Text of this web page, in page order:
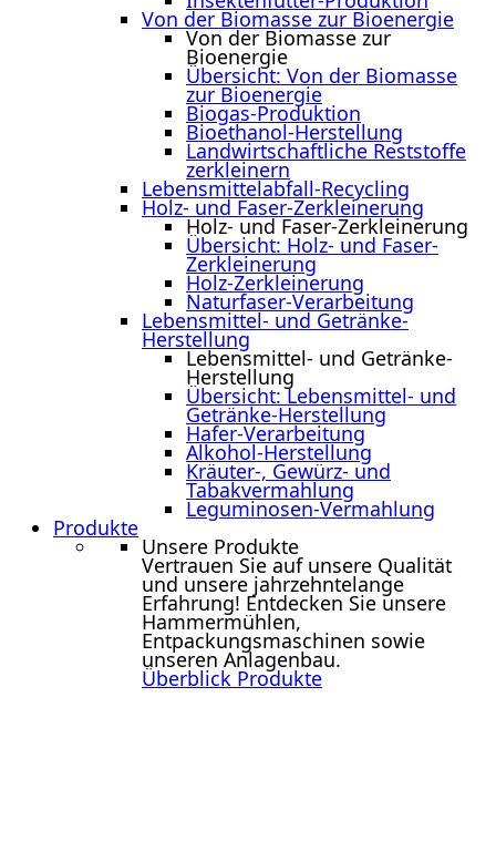
Von der Biomasse zur Bioenergie
Von der Biomasse zur
Bioenergie
Übersicht: Von der Biomasse
zur Bioenergie
Biogas-Produktion
Bioethanol-Herstellung
Landwirtschaftliche Reststoffe
zerkleinern
Lebensmittelabfall-Recycling
Holz- und Faser-Zerkleinerung
Holz- und Faser-Zerkleinerung
Übersicht: Holz- und Faser-
Zerkleinerung
Holz-Zerkleinerung
Naturfaser-Verarbeitung
Lebensmittel- und Getränke-
Herstellung
Lebensmittel- und Getränke-
Herstellung
Übersicht: Lebensmittel- und
Getränke-Herstellung
Hafer-Verarbeitung
Alkohol-Herstellung
Kräuter-, Gewürz- und
Tabakvermahlung
Leguminosen-Vermahlung
Produkte
Unsere Produkte
Vertrauen Sie auf unsere Qualität
und unsere jahrzehntelange
Erfahrung! Entdecken Sie unsere
Hammermühlen,
Entpackungsmaschinen sowie
unseren Anlagenbau.
Überblick Produkte